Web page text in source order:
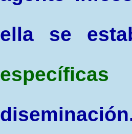
ella se
específicas